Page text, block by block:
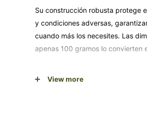
Su construcción robusta protege
y condiciones adversas,
cuando más los necesites. Las
apenas 100 gramos lo convierten
esenciales durante situaciones
View more